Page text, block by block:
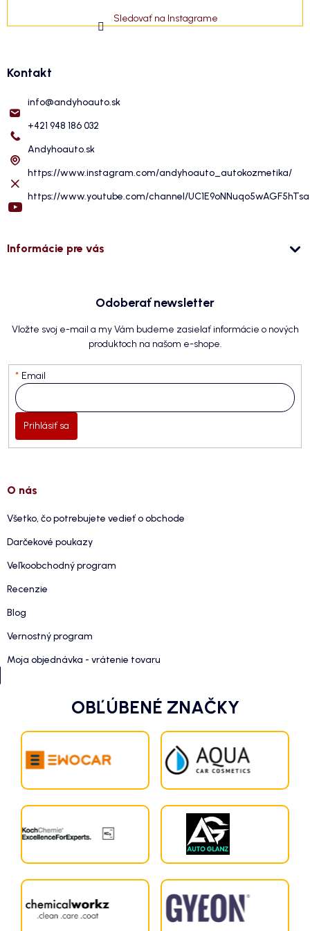
Sledovať na Instagrame
Kontakt
info@andyhoauto.sk
+421 948 186 032
Andyhoauto.sk
https://www.instagram.com/andyhoauto_autokozmetika/
https://www.youtube.com/channel/
Informácie pre vás
Odoberať newsletter
Vložte svoj e-mail a my Vám budeme zasielať informácie o nových
produktoch na našom e-shope.
Email
Prihlásiť sa
O nás
Všetko, čo potrebujete vedieť o obchode
Darčekové poukazy
Veľkoobchodný program
Recenzie
Blog
Vernostný program
Moja objednávka - vrátenie tovaru
OBĽÚBENÉ ZNAČKY